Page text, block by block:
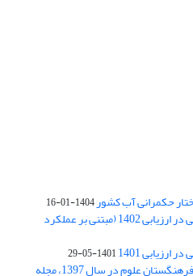
حکمرانی آب کشور1404-01-16
کسب رتبه الف مجلات علمی پژوهشی در ارزیابی 1402 (مبتنی بر عملکرد
1401
1401-05-29
بر اساس ارزیابی انجام شده توسط فرهنگستان علوم در سال 1397، مجله